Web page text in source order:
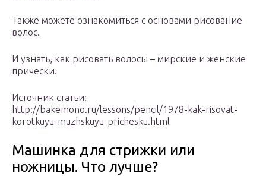
Также можете ознакомиться с основами рисование
волос.
И узнать, как рисовать волосы – мирские и женские
прически.
Источник статьи:
http://bakemono.ru/lessons/pencil/1978-kak-risovat-
korotkuyu-muzhskuyu-prichesku.html
Машинка для стрижки или
ножницы. Что лучше?